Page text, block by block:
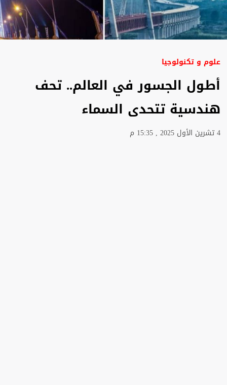
علوم و تكنولوجيا
أطول الجسور في العالم.. تحف
هندسية تتحدى السماء
4 تشرين الأول 2025 , 15:35 م